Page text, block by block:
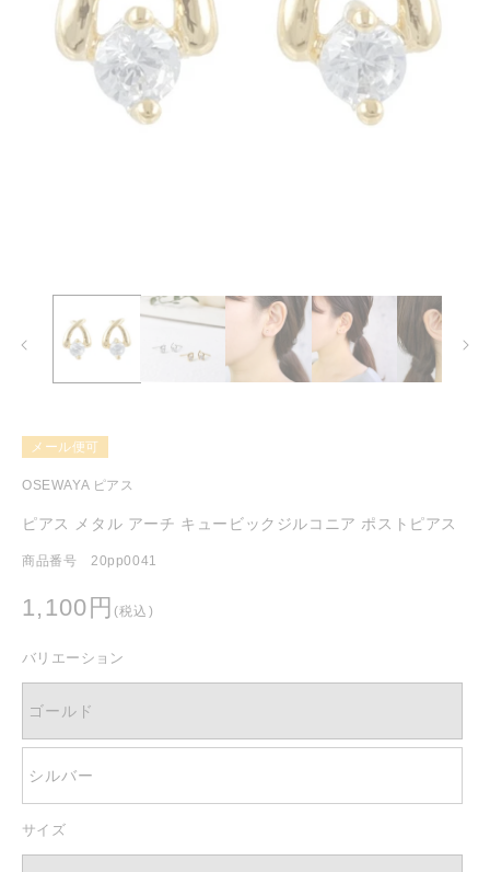
メール便可
OSEWAYA ピアス
ピアス メタル アーチ キュービックジルコニア ポストピアス
商品番号 20pp0041
通
価
格
1,100円 (税込)
バリエーション
ゴールド
シルバー
サイズ